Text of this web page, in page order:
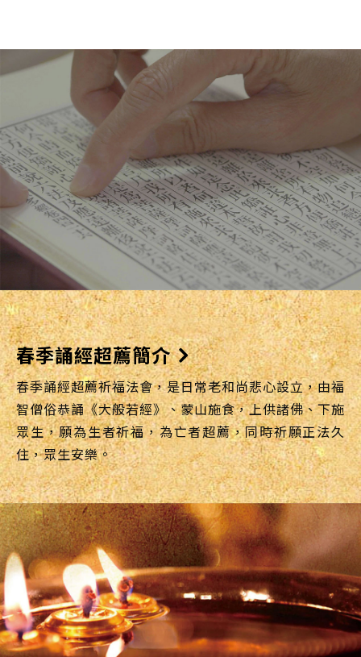
春季誦經超薦簡介
春季誦經超薦祈福法會，是日常老和尚悲心設立，由福
智僧俗恭誦《大般若經》、蒙山施食，上供諸佛、下施
眾生，願為生者祈福，為亡者超薦，同時祈願正法久
住，眾生安樂。